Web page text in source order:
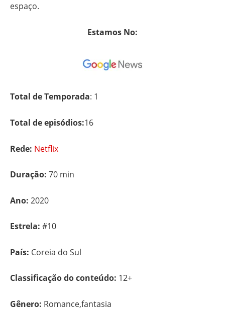
espaço.
Estamos No:
Total de Temporada: 1
Total de episódios:16
Rede: Netflix
Duração: 70 min
Ano: 2020
Estrela: #10
País: Coreia do Sul
Classificação do conteúdo: 12+
Gênero: Romance,fantasia